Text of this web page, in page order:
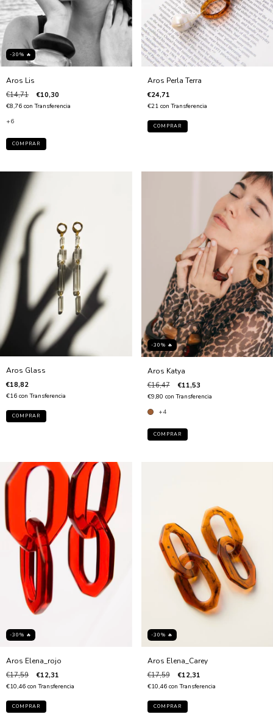
-30% 🔥
Aros Lis
€14,71 €10,30
€8,76 con Transferencia
+6
COMPRAR
Aros Perla Terra
€24,71
€21 con Transferencia
Aros Glass
€18,82
€16 con Transferencia
-30% 🔥
Aros Katya
€16,47 €11,53
€9,80 con Transferencia
+4
COMPRAR
-30% 🔥
Aros Elena_rojo
€17,59 €12,31
€10,46 con Transferencia
-30% 🔥
Aros Elena_Carey
€17,59 €12,31
€10,46 con Transferencia